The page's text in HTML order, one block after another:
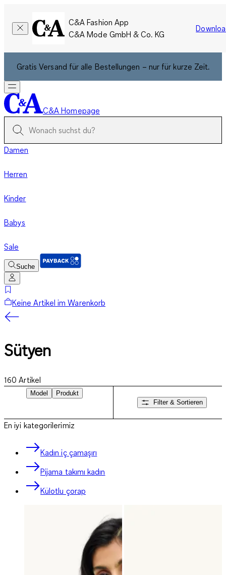
C&A Fashion App
C&A Mode GmbH & Co. KG
Gratis Versand für alle Bestellungen – nur für kurze Zeit.
C&A Homepage
Damen
Herren
Kinder
Babys
Sale
Suche
Keine Artikel im Warenkorb
Sütyen
160 Artikel
Model
Produkt
Filter & Sortieren
En iyi kategorilerimiz
Kadın iç çamaşırı
Pijama takımı kadın
Külotlu çorap